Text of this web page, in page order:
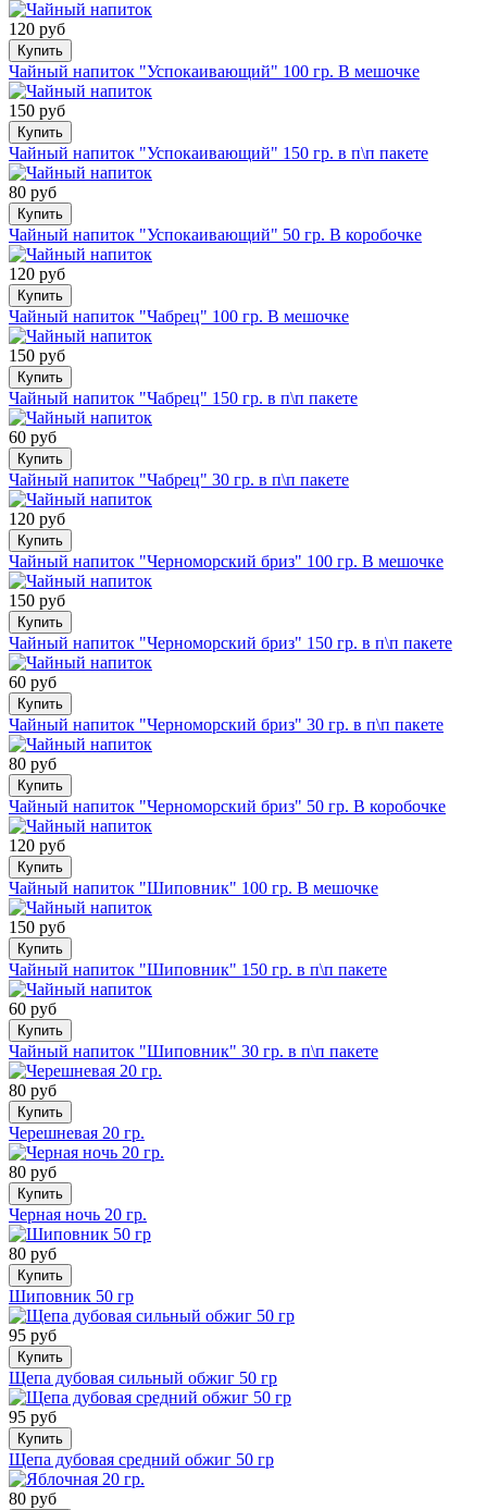
120 руб
Купить
Чайный напиток "Успокаивающий" 100 гр. В мешочке
150 руб
Купить
Чайный напиток "Успокаивающий" 150 гр. в п\п пакете
80 руб
Купить
Чайный напиток "Успокаивающий" 50 гр. В коробочке
120 руб
Купить
Чайный напиток "Чабрец" 100 гр. В мешочке
150 руб
Купить
Чайный напиток "Чабрец" 150 гр. в п\п пакете
60 руб
Купить
Чайный напиток "Чабрец" 30 гр. в п\п пакете
120 руб
Купить
Чайный напиток "Черноморский бриз" 100 гр. В мешочке
150 руб
Купить
Чайный напиток "Черноморский бриз" 150 гр. в п\п пакете
60 руб
Купить
Чайный напиток "Черноморский бриз" 30 гр. в п\п пакете
80 руб
Купить
Чайный напиток "Черноморский бриз" 50 гр. В коробочке
120 руб
Купить
Чайный напиток "Шиповник" 100 гр. В мешочке
150 руб
Купить
Чайный напиток "Шиповник" 150 гр. в п\п пакете
60 руб
Купить
Чайный напиток "Шиповник" 30 гр. в п\п пакете
80 руб
Купить
Черешневая 20 гр.
80 руб
Купить
Черная ночь 20 гр.
80 руб
Купить
Шиповник 50 гр
95 руб
Купить
Щепа дубовая сильный обжиг 50 гр
95 руб
Купить
Щепа дубовая средний обжиг 50 гр
80 руб